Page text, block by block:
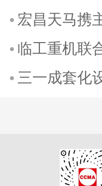
宏昌天马携
临工重机联
三一成套化